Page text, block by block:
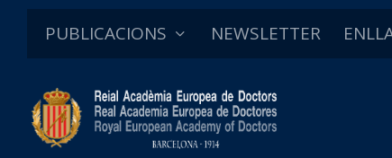
PUBLICACIONS NEWSLETTER